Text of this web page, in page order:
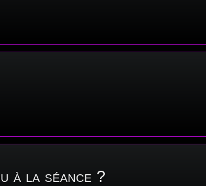
à la séance ?